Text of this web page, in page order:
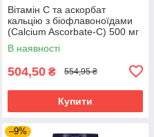
Вітамін C та аскорбат
кальцію з біофлавоноїдами
(Calcium Ascorbate-C) 500 мг
100 капсул NOW-00676
В наявності
504,50 ₴ 554,95 ₴
Купити
–9%